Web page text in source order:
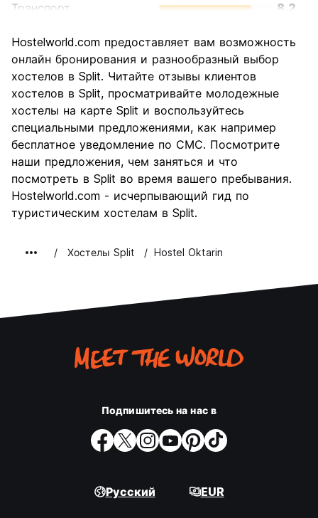
Транспорт
8.2
достопримечательностей
8.7
Культура
Ночная жизнь
8.2
Соотношение цены и
качества
Hostelworld.com предоставляет вам возможность
онлайн бронирования и разнообразный выбор
хостелов в Split. Читайте отзывы клиентов
хостелов в Split, просматривайте молодежные
хостелы на карте Split и воспользуйтесь
специальными предложениями, как например
бесплатное уведомление по СМС. Посмотрите
наши предложения, чем заняться и что
посмотреть в Split во время вашего пребывания.
Hostelworld.com - исчерпывающий гид по
туристическим хостелам в Split.
Хостелы Split Hostel Oktarin
Подпишитесь на нас в
Русский EUR